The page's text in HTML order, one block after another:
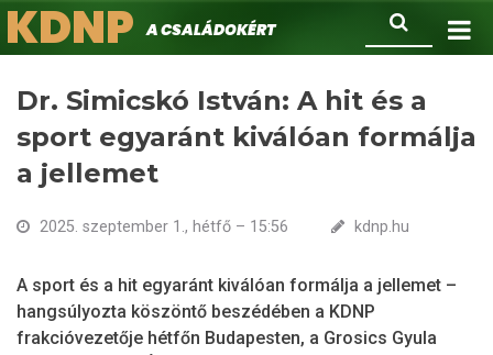
Ugrás
a
Keresés
KDNPA családokért.
Dr. Simicskó István: A hit és a
sport egyaránt kiválóan formálja
a jellemet
2025. szeptember 1., hétfő – 15:56 kdnp.hu
A sport és a hit egyaránt kiválóan formálja a jellemet –
hangsúlyozta köszöntő beszédében a KDNP
frakcióvezetője hétfőn Budapesten, a Grosics Gyula